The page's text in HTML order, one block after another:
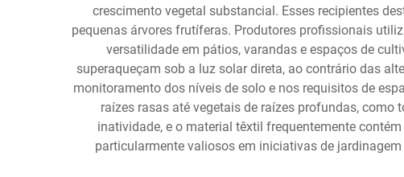
crescimento vegetal substancial. Esses recipientes
pequenas árvores frutíferas. Produtores profissionais
versatilidade em pátios, varandas e espaços de
superaqueçam sob a luz solar direta, ao contrário das
monitoramento dos níveis de solo e nos requisitos de
raízes rasas até vegetais de raízes profundas,
inatividade, e o material têxtil frequentemente
particularmente valiosos em iniciativas de